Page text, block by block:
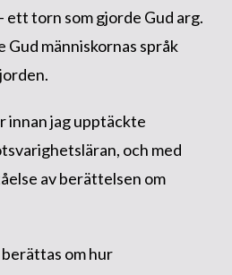
torn som gjorde Gud arg.
människornas språk
innan jag upptäckte
och med
av berättelsen om
om hur